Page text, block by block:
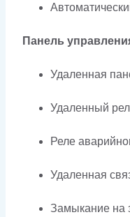
Панель
Удаленная
Удаленный
Реле
Удаленная
Замыкание на